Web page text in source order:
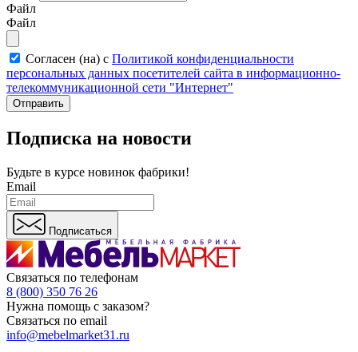
Файл
Файл
Согласен (на) с Политикой конфиденциальности
персональных данных посетителей сайта в информационно-
телекоммуникационной сети "Интернет"
Отправить
Подписка на новости
Будьте в курсе новинок фабрики!
Email
Подписаться
Связаться по телефонам
8 (800) 350 76 26
Нужна помощь с заказом?
Связаться по email
info@mebelmarket31.ru